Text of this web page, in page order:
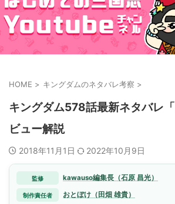
HOME > キングダムのネタバレ考察 >
キングダム578話最新ネタバレ
ビュー解説
2018年11月1日 2022年10月9日
監修 kawauso編集長（石原 昌光）
制作責任者 おとぼけ（田畑 雄貴）